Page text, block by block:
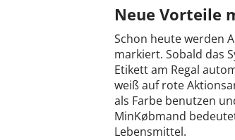
Neue Vorteile
Schon heute werden
markiert. Sobald das
Etikett am Regal
weiß auf rote
als Farbe benutzen
MinKøbmand
Lebensmittel.